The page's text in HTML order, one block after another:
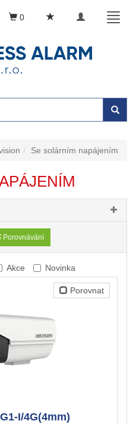
Toggle
0
Se solárním napájením
Porovnávání
Akce Novinka
Porovnat
I/4G(4mm)